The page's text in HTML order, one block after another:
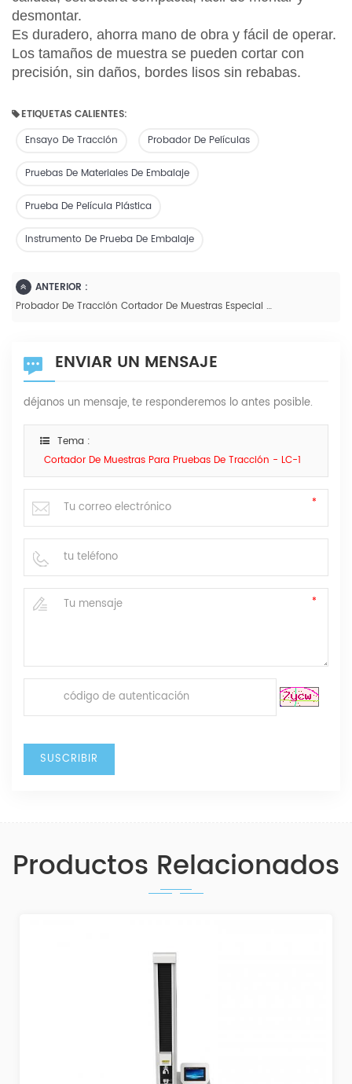
desmontar.
Es duradero, ahorra mano de obra y fácil de operar.
Los tamaños de muestra se pueden cortar con
precisión, sin daños, bordes lisos sin rebabas.
ETIQUETAS CALIENTES:
Ensayo De Tracción
Probador De Películas
Pruebas De Materiales De Embalaje
Prueba De Película Plástica
Instrumento De Prueba De Embalaje
ANTERIOR :
Probador De Tracción Cortador De Muestras Especial - LC-1S
ENVIAR UN MENSAJE
déjanos un mensaje, te responderemos lo antes posible.
Tema :
Cortador De Muestras Para Pruebas De Tracción - LC-1
Productos Relacionados